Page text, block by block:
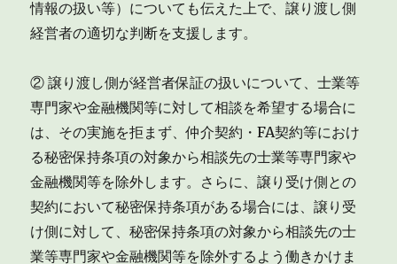
情報の扱い等）についても伝えた上で、譲り渡し側
経営者の適切な判断を支援します。
② 譲り渡し側が経営者保証の扱いについて、士業等
専門家や金融機関等に対して相談を希望する場合に
は、その実施を拒まず、仲介契約・FA契約等におけ
る秘密保持条項の対象から相談先の士業等専門家や
金融機関等を除外します。さらに、譲り受け側との
契約において秘密保持条項がある場合には、譲り受
け側に対して、秘密保持条項の対象から相談先の士
業等専門家や金融機関等を除外するよう働きかけま